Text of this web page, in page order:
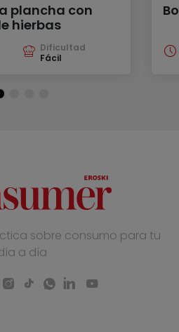
plancha con
hierbas
Dificultad
Fácil
sobre consumo para tu
a día